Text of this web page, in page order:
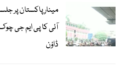
مینارِ پاکستان پر
آئی کا پی ایم جی
ڈاؤن